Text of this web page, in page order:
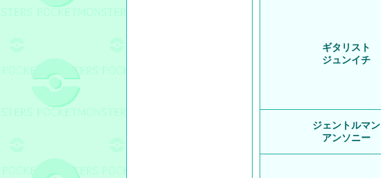
ギタリスト
ジュンイチ
ジェントルマン
アンソニー